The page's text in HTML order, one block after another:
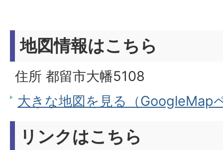
地図情報はこちら
住所 都留市大幡5108
大きな地図を見る（GoogleMap
リンクはこちら